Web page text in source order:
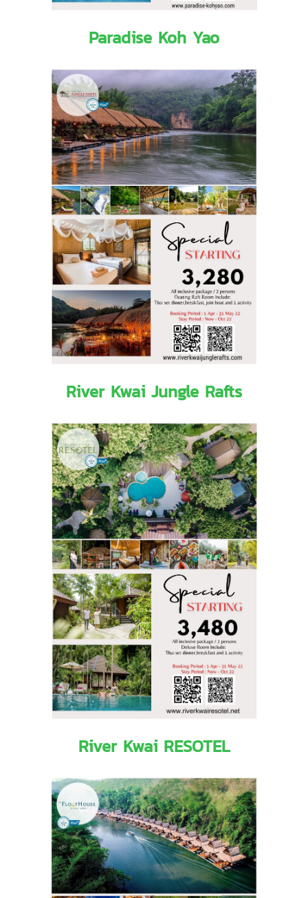
Paradise Koh Yao
River Kwai Jungle Rafts
River Kwai RESOTEL